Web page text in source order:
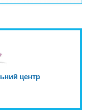
центр